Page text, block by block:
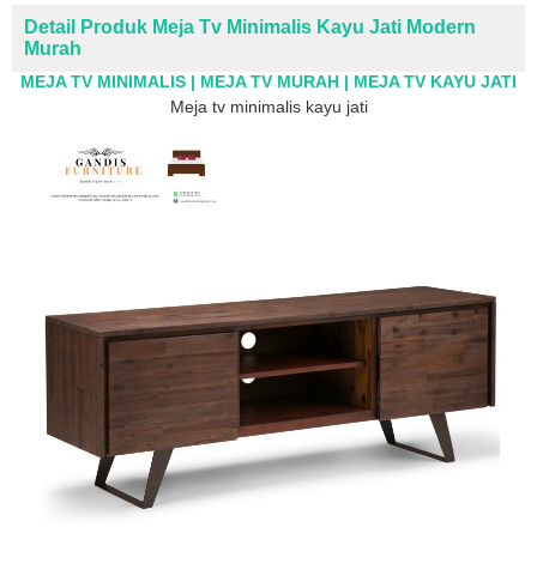
Detail Produk Meja Tv Minimalis Kayu Jati Modern
Murah
MEJA TV MINIMALIS | MEJA TV MURAH | MEJA TV KAYU JATI
Meja tv minimalis kayu jati